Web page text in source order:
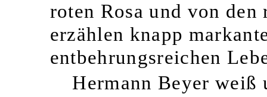
roten Rosa und von den
erzählen knapp
entbehrungsreichen
Hermann Beyer